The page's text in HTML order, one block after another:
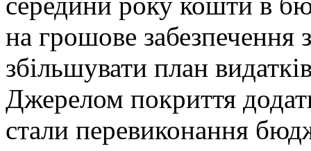
на грошове забезпечення
збільшувати план
Джерелом покриття
стали перевиконання